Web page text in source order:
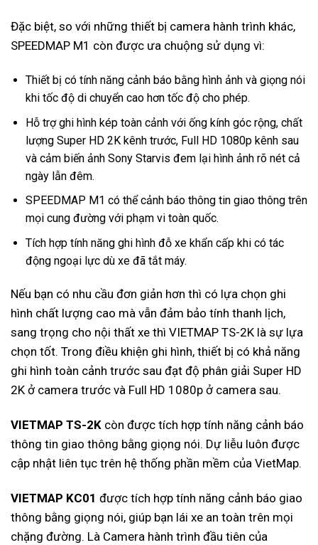
Đặc biệt, so với những thiết bị camera hành trình khác,
SPEEDMAP M1 còn được ưa chuộng sử dụng vì:
Thiết bị có tính năng cảnh báo bằng hình ảnh và giọng nói
khi tốc độ di chuyển cao hơn tốc độ cho phép.
Hỗ trợ ghi hình kép toàn cảnh với ống kính góc rộng, chất
lượng Super HD 2K kênh trước, Full HD 1080p kênh sau
và cảm biến ảnh Sony Starvis đem lại hình ảnh rõ nét cả
ngày lẫn đêm.
SPEEDMAP M1 có thể cảnh báo thông tin giao thông trên
mọi cung đường với phạm vi toàn quốc.
Tích hợp tính năng ghi hình đỗ xe khẩn cấp khi có tác
động ngoại lực dù xe đã tắt máy.
Nếu bạn có nhu cầu đơn giản hơn thì có lựa chọn ghi
hình chất lượng cao mà vẫn đảm bảo tính thanh lịch,
sang trọng cho nội thất xe thì VIETMAP TS-2K là sự lựa
chọn tốt. Trong điều khiện ghi hình, thiết bị có khả năng
ghi hình toàn cảnh trước sau đạt độ phân giải Super HD
2K ở camera trước và Full HD 1080p ở camera sau.
VIETMAP TS-2K còn được tích hợp tính năng cảnh báo
thông tin giao thông bằng giọng nói. Dự liễu luôn được
cập nhật liên tục trên hệ thống phần mềm của VietMap.
VIETMAP KC01 được tích hợp tính năng cảnh báo giao
thông bằng giọng nói, giúp bạn lái xe an toàn trên mọi
chặng đường. Là Camera hành trình đầu tiên của